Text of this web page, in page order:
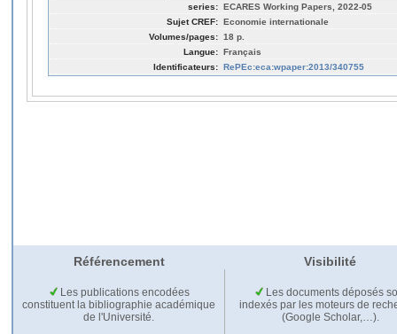
series: ECARES Working Papers, 2022-05
Sujet CREF: Economie internationale
Volumes/pages: 18 p.
Langue: Français
Identificateurs: RePEc:eca:wpaper:2013/340755
Référencement Visibilité
Les publications encodées
constituent la bibliographie académique
de l'Université.
Les documents déposés
indexés par les moteurs de
(Google Scholar,…).